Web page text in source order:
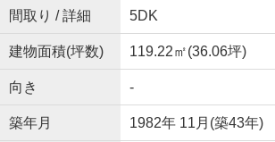
間取り / 詳細 5DK
建物面積(坪数) 119.22㎡(36.06坪)
向き -
築年月 1982年 11月(築43年)